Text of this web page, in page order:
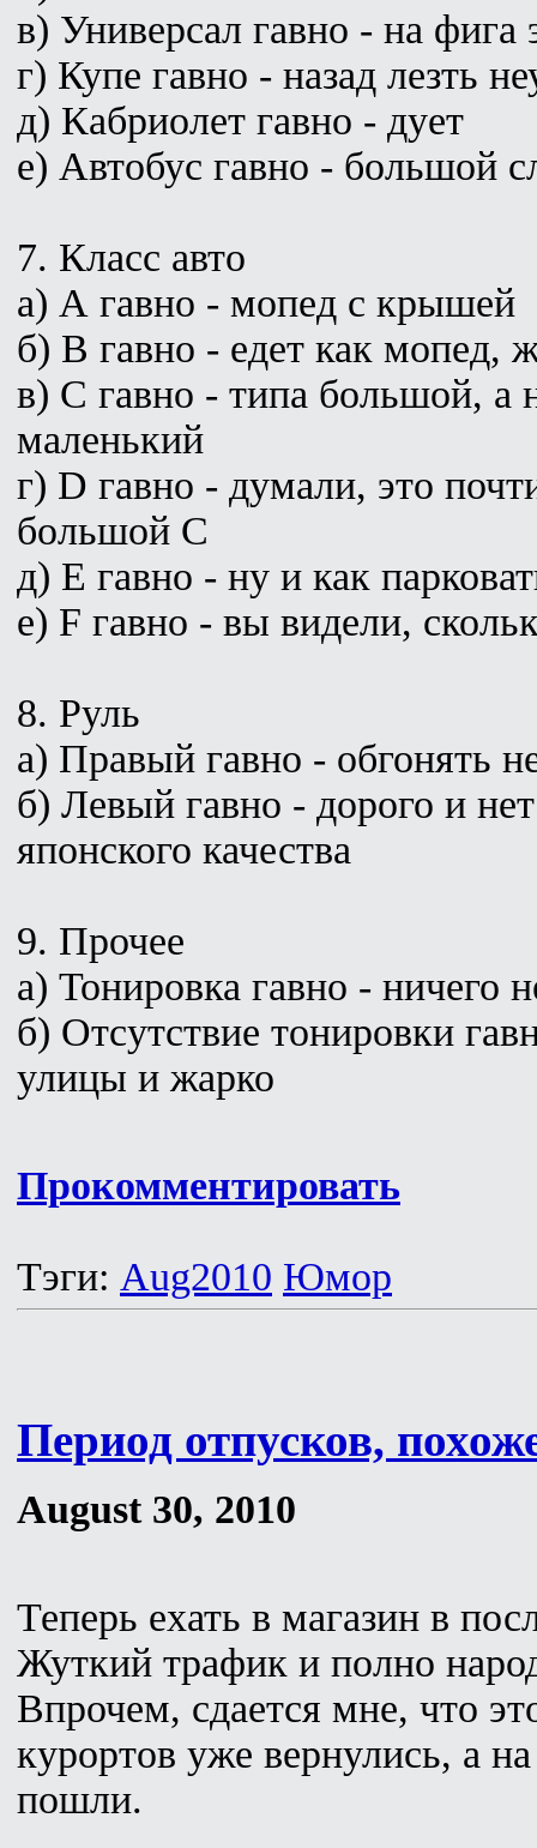
в) Универсал гавно - на фига
г) Купе гавно - назад лезть
д) Кабриолет гавно - дует
е) Автобус гавно - большой
7. Класс авто
а) А гавно - мопед с крышей
б) B гавно - едет как мопед,
в) C гавно - типа большой, а
маленький
г) D гавно - думали, это
большой C
д) E гавно - ну и как
е) F гавно - вы видели,
8. Руль
а) Правый гавно - обгонять
б) Левый гавно - дорого и
японского качества
9. Прочее
а) Тонировка гавно - ничего
б) Отсутствие тонировки
улицы и жарко
Прокомментировать
Тэги: Aug2010 Юмор
Период отпусков,
August 30, 2010
Теперь ехать в магазин в
Жуткий трафик и полно
Впрочем, сдается мне, что
курортов уже вернулись, а
пошли.